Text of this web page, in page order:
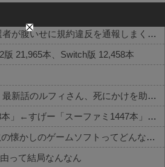
った日々
【ダスクブラッド】 落選者が腹いせに規約違反を通報しまくるという風潮
版 21,965本、Switch版 12,458本
【悲報】 『ワンピース』最新話のルフィさん、死にかけを助けてもらったジジイに悪態を吐いてしまう…
「ファミコンソフト1053本」←すげー「スーファミ1447本」←わぁお！「N64 196本」←！？！？
1995年生まれぐらいの奴の懐かしのゲームソフトってどんなの？
って結局なんなん